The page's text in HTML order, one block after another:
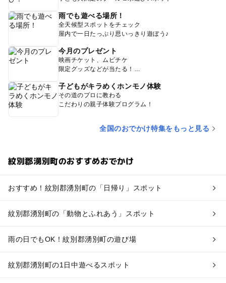
雨でも遊べる場所！
全天候型スポットをチェック
屋内で一日たっぷり思いっきり遊ぼう♪
今月のプレゼント
映画チケット、ムビチケ
限定グッズなどが当たる！
子どもがキラめくホンモノ体験
その道のプロに教わる
こだわりの親子体験プログラム！
全国のおでかけ特集をもっと見る
紋別郡湧別町のおすすめおでかけ
おすすめ！紋別郡湧別町の「日帰り」スポット
紋別郡湧別町の「動物とふれあう」スポット
雨の日でもOK！紋別郡湧別町の遊び場
紋別郡湧別町の1日中遊べるスポット